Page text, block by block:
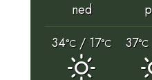
ned
34°C / 17°C 37°C